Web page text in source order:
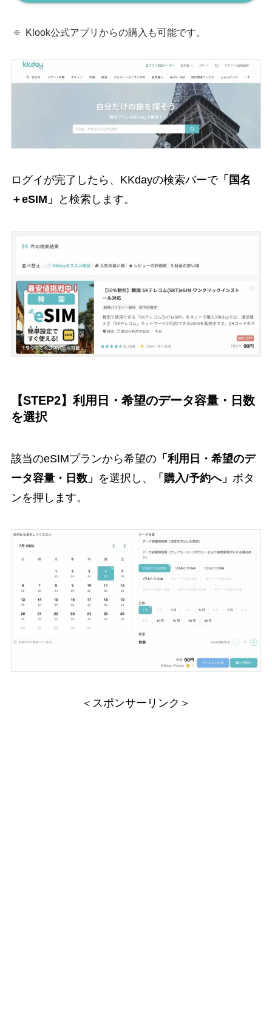
Klook公式アプリからの購入も可能です。
ログイが完了したら、KKdayの検索バーで「国名
＋eSIM」
と検索します。
【STEP2】利用日・希望のデータ容量・日数
を選択
該当のeSIMプランから希望の「利用日・希望のデ
ータ容量・日数」 を選択し、 「購入/予約へ」 ボタ
ンを押します。
＜スポンサーリンク＞